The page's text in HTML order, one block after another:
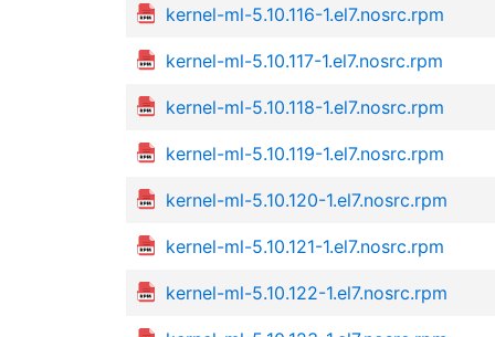
kernel-ml-5.10.116-1.el7.nosrc.rpm
kernel-ml-5.10.117-1.el7.nosrc.rpm
kernel-ml-5.10.118-1.el7.nosrc.rpm
kernel-ml-5.10.119-1.el7.nosrc.rpm
kernel-ml-5.10.120-1.el7.nosrc.rpm
kernel-ml-5.10.121-1.el7.nosrc.rpm
kernel-ml-5.10.122-1.el7.nosrc.rpm